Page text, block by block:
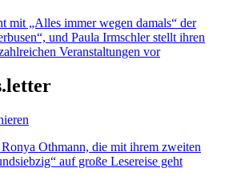
mit „Alles immer wegen damals“ der
und Paula Irmschler stellt ihren
Veranstaltungen vor